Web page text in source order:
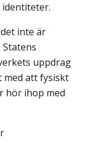
inte är
uppdrag
med att fysiskt
hör ihop med